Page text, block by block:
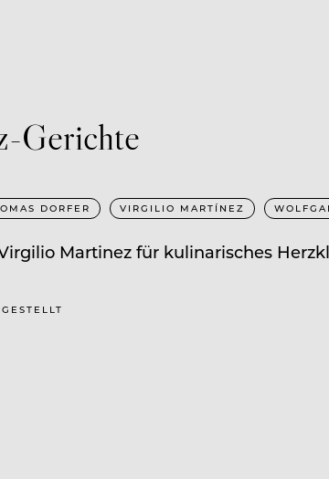
Gerichte
DORFER VIRGILIO MARTÍNEZ
Martinez für kulinarisches